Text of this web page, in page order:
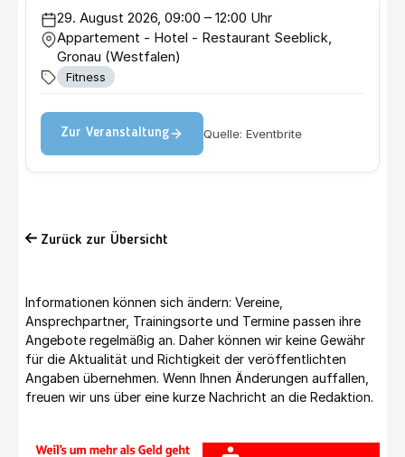
29. August 2026, 09:00 – 12:00 Uhr
Appartement - Hotel - Restaurant Seeblick,
Gronau (Westfalen)
Fitness
Zur Veranstaltung Quelle: Eventbrite
Zurück zur Übersicht
Informationen können sich ändern: Vereine,
Ansprechpartner, Trainingsorte und Termine passen ihre
Angebote regelmäßig an. Daher können wir keine Gewähr
für die Aktualität und Richtigkeit der veröffentlichten
Angaben übernehmen. Wenn Ihnen Änderungen auffallen,
freuen wir uns über eine kurze Nachricht an die Redaktion.